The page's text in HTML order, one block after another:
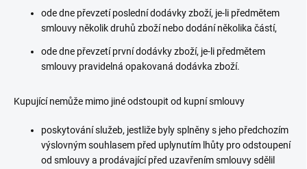
ode dne převzetí poslední dodávky zboží, je-li předmětem
smlouvy několik druhů zboží nebo dodání několika částí,
ode dne převzetí první dodávky zboží, je-li předmětem
smlouvy pravidelná opakovaná dodávka zboží.
Kupující nemůže mimo jiné odstoupit od kupní smlouvy
poskytování služeb, jestliže byly splněny s jeho předchozím
výslovným souhlasem před uplynutím lhůty pro odstoupení
od smlouvy a prodávající před uzavřením smlouvy sdělil